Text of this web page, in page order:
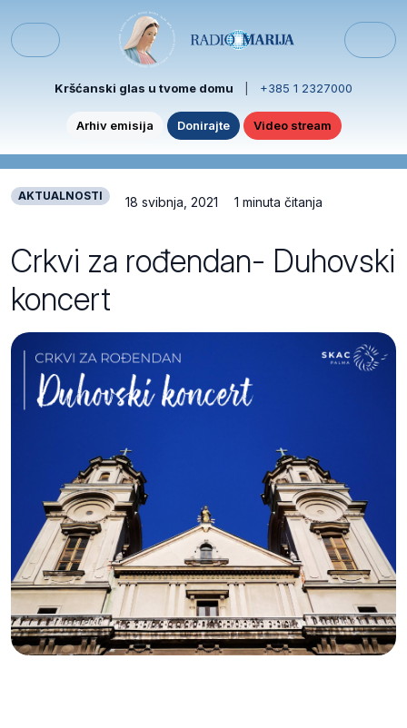
Menu
Kršćanski glas u tvome domu +385 1 2327000
Arhiv emisija Donirajte Video stream
AKTUALNOSTI 18 svibnja, 2021 1 minuta čitanja
Crkvi za rođendan- Duhovski
koncert